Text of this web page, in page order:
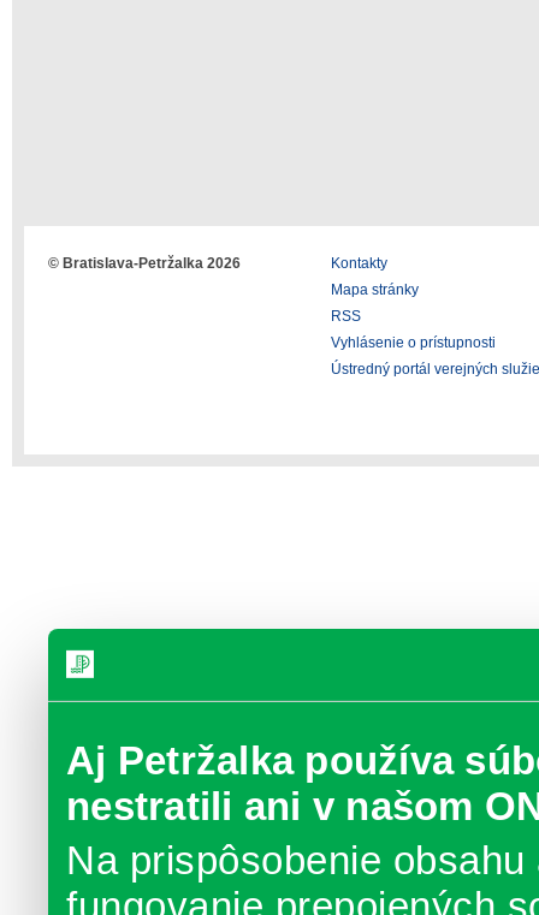
Aj Petržalka používa
nestratili ani v našom
Na prispôsobenie
© Bratislava-Petržalka 2026
Kontakty
Mapa stránky
RSS
Vyhlásenie o prístupnosti
Ústredný portál verejných